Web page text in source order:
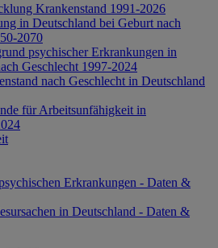
Krankenstand 1991-2026
in Deutschland bei Geburt nach
2070
psychischer Erkrankungen in
Geschlecht 1997-2024
nach Geschlecht in Deutschland
für Arbeitsunfähigkeit in
Erkrankungen - Daten &
in Deutschland - Daten &